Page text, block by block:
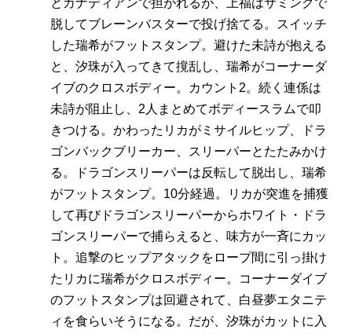
脱してブレーンバスターで投げ捨てる。スイッチ
した瑞希がフットスタンプ。避けた未詩が抱える
と、汐珠が入ってきて撹乱し、瑞希がコーナーダ
イブのクロスボディー。カウント2。続く連係は
未詩が阻止し、2人まとめてボディースラムで叩
きつける。かわったリカがミサイルヒップ、ドラ
ゴンバックブリーカー、スリーパーとたたみかけ
る。ドラゴンスリーパーは反転して脱出し、瑞希
がフットスタンプ。10分経過。リカが突進を捕獲
して再びドラゴンスリーパーからホワイト・ドラ
ゴンスリーパーで捕らえると、味方が一斉にカッ
ト。追撃のヒップアタックをロープ間に引っ掛け
たリカに瑞希がクロスボディー。コーナーダイブ
のフットスタンプは回避されて、白昼夢エタニテ
ィを食らいそうになる。だが、汐珠がカットに入